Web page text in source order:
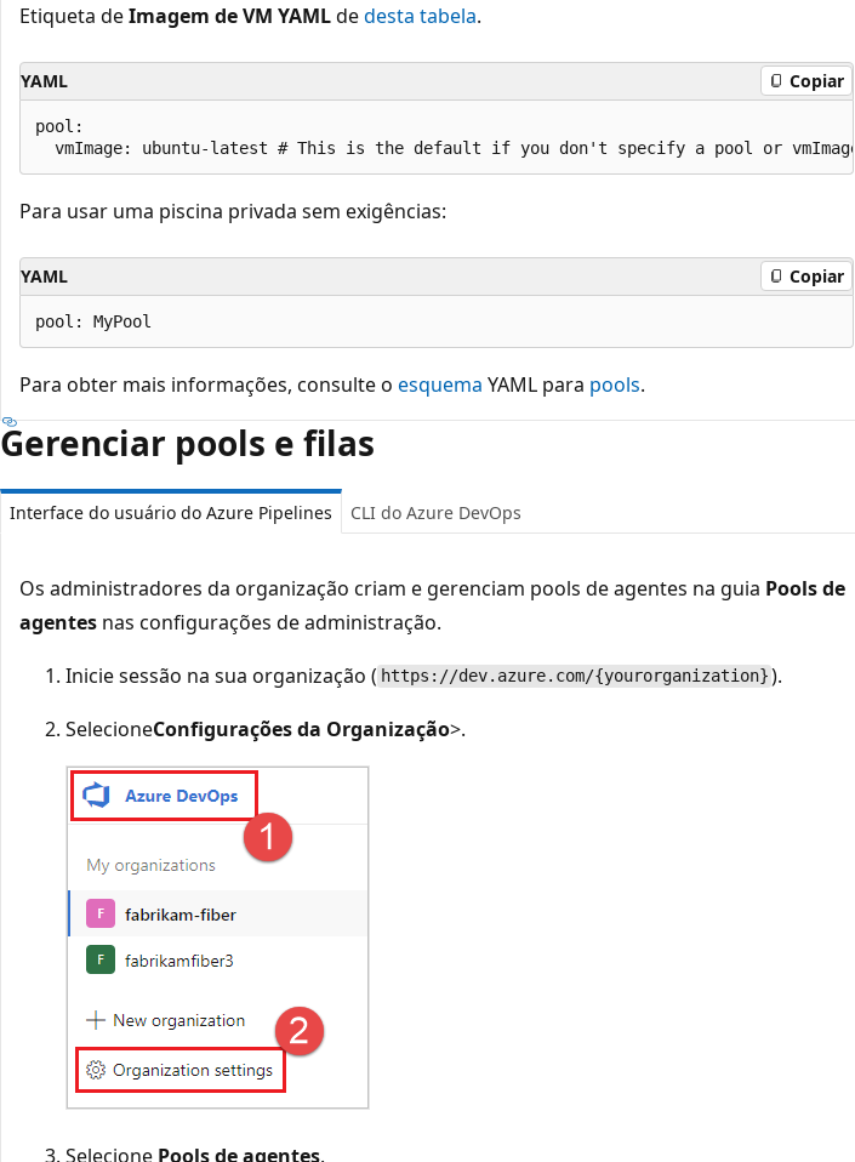
Etiqueta deImagem de VM YAMLdedesta tabela.
YAML Copiar
pool:
Para usar uma piscina privada sem exigências:
YAML Copiar
Para obter mais informações, consulte o esquema YAML para pools.
Gerenciar pools e filas
Interface do usuário do Azure Pipelines CLI do Azure DevOps
Os administradores da organização criam e gerenciam pools de agentes na guia Pools de
agentes nas configurações de administração.
Inicie sessão na sua organização ( https://dev.azure.com/{yourorganization} ).
SelecioneConfigurações da Organização>.
Selecione Pools de agentes.